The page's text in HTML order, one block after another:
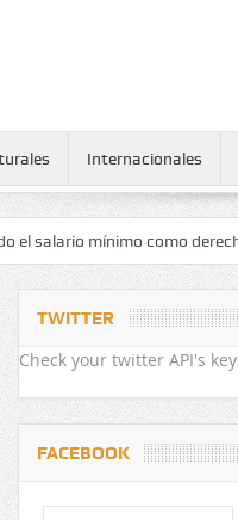
Internacionales
mínimo como derecho
TWITTER
Check your twitter API's
FACEBOOK